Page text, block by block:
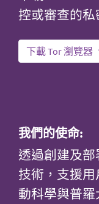
控或審查的私
下載 Tor 瀏覽器
我們的使命:
透過創建及
技術，支援
動科學與普